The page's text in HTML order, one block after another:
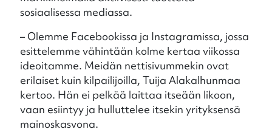
sosiaalisessa mediassa.
– Olemme Facebookissa ja Instagramissa, jossa
esittelemme vähintään kolme kertaa viikossa
ideoitamme. Meidän nettisivummekin ovat
erilaiset kuin kilpailijoilla, Tuija Alakalhunmaa
kertoo. Hän ei pelkää laittaa itseään likoon,
vaan esiintyy ja hulluttelee itsekin yrityksensä
mainoskasvona.